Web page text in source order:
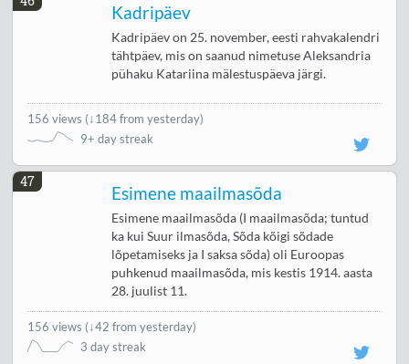
Kadripäev
Kadripäev on 25. november, eesti rahvakalendri
tähtpäev, mis on saanud nimetuse Aleksandria
pühaku Katariina mälestuspäeva järgi.
156 views (↓184 from yesterday)
9+ day streak
47
Esimene maailmasõda
Esimene maailmasõda (I maailmasõda; tuntud
ka kui Suur ilmasõda, Sõda kõigi sõdade
lõpetamiseks ja I saksa sõda) oli Euroopas
puhkenud maailmasõda, mis kestis 1914. aasta
28. juulist 11.
156 views (↓42 from yesterday)
3 day streak